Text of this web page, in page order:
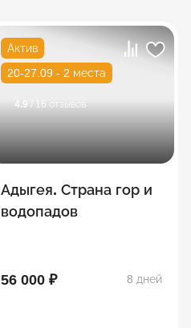
Актив
20-27.09 - 2 места
4.9 / 16 отзывов
Адыгея. Страна гор и
водопадов
56 000 ₽ 8 дней